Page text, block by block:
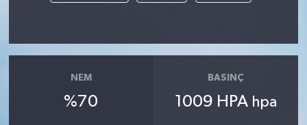
NEM
%70
BASINÇ
1009 HPA hpa